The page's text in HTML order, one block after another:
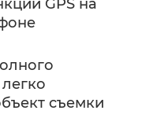
GPS на
съемки